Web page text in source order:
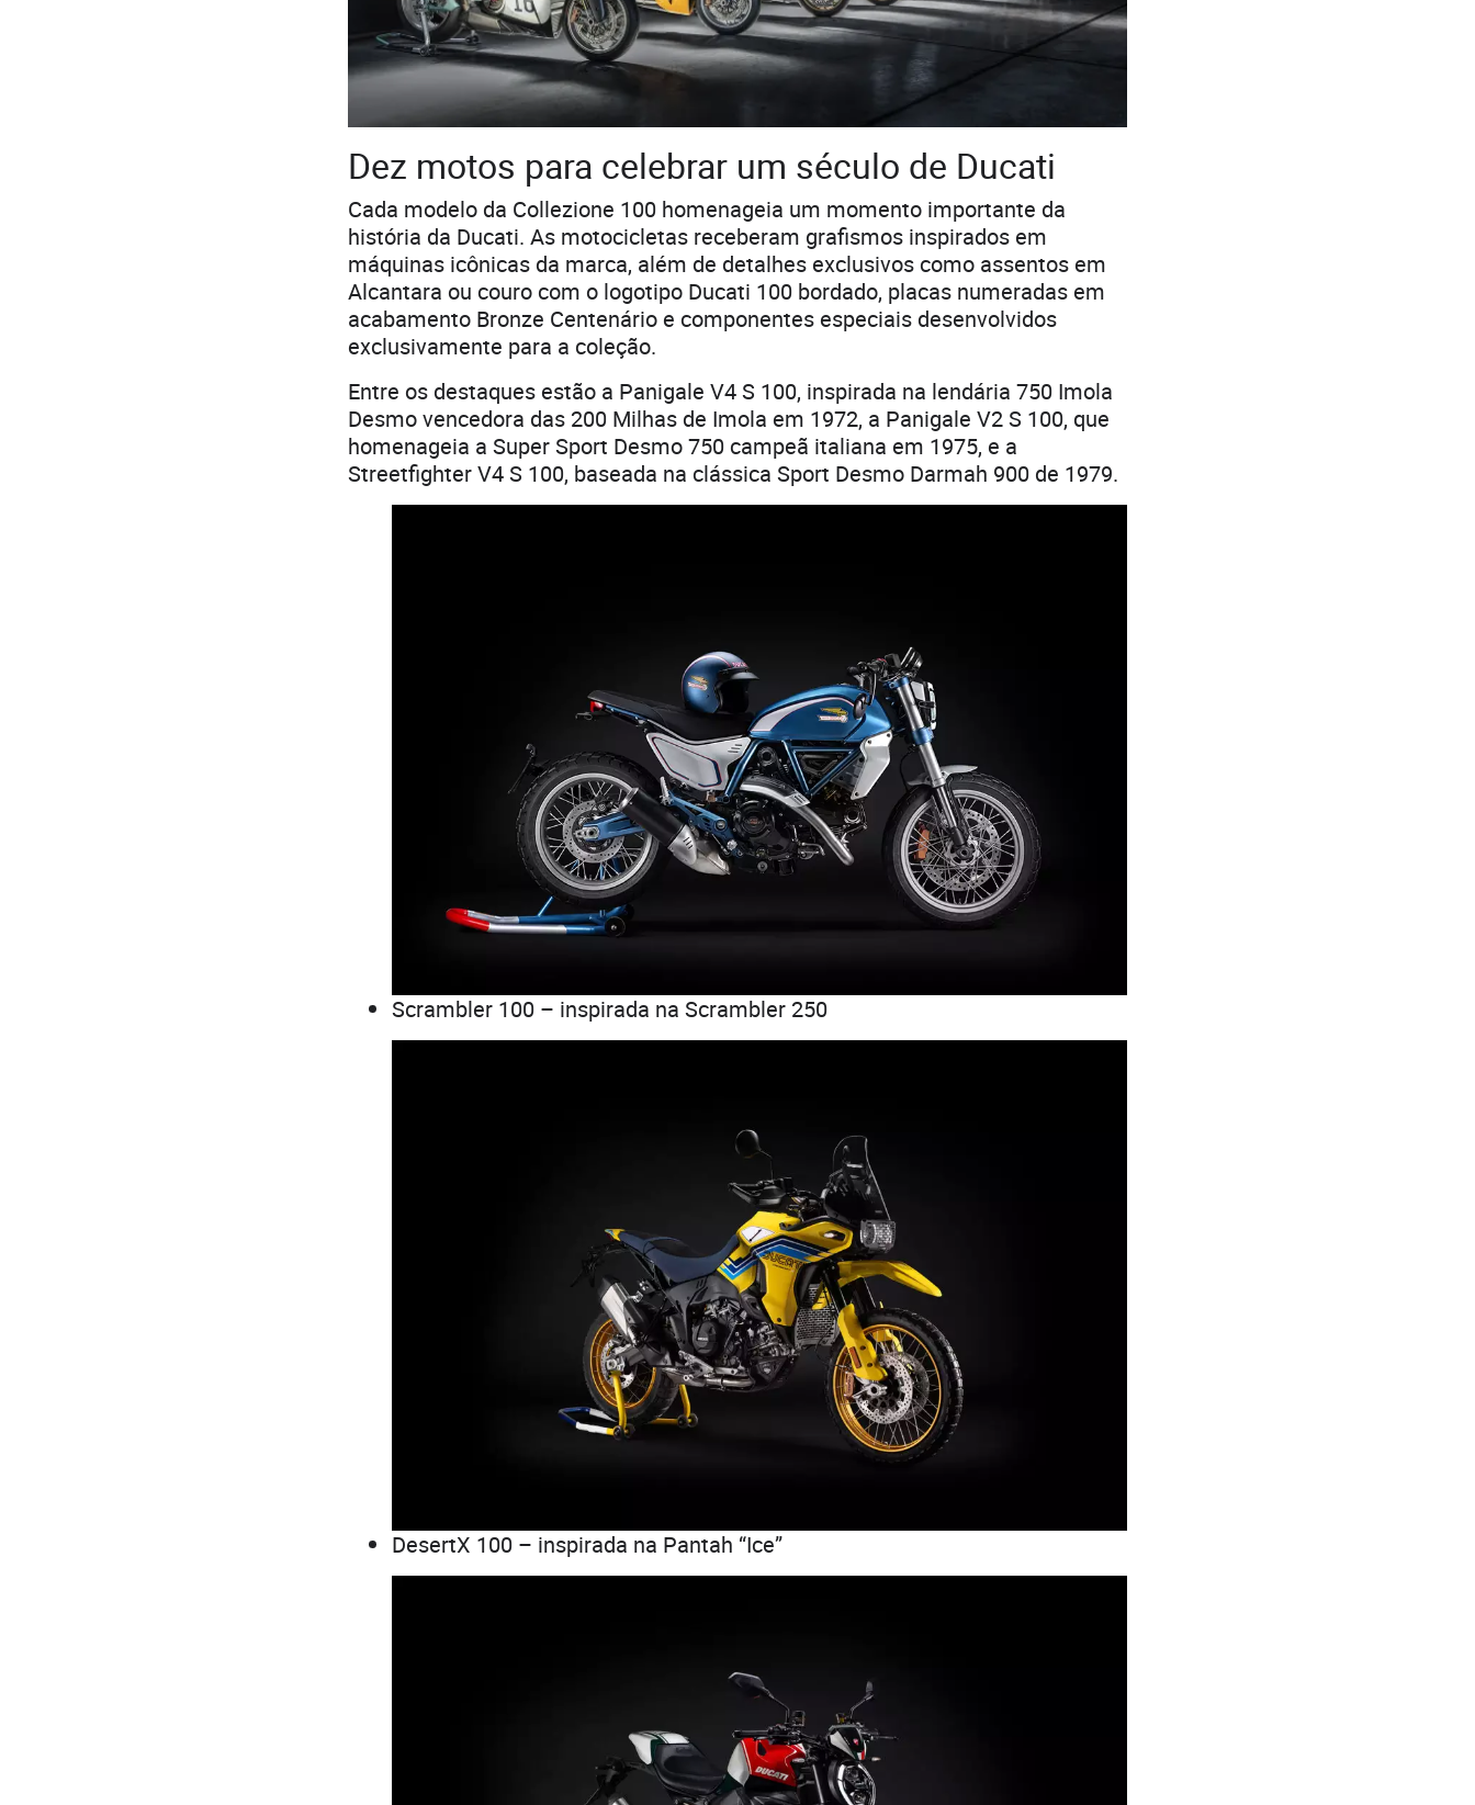
Dez motos para celebrar um século de Ducati
Cada modelo da Collezione 100 homenageia um momento importante da
história da Ducati. As motocicletas receberam grafismos inspirados em
máquinas icônicas da marca, além de detalhes exclusivos como assentos em
Alcantara ou couro com o logotipo Ducati 100 bordado, placas numeradas em
acabamento Bronze Centenário e componentes especiais desenvolvidos
exclusivamente para a coleção.
Entre os destaques estão a Panigale V4 S 100, inspirada na lendária 750 Imola
Desmo vencedora das 200 Milhas de Imola em 1972, a Panigale V2 S 100, que
homenageia a Super Sport Desmo 750 campeã italiana em 1975, e a
Streetfighter V4 S 100, baseada na clássica Sport Desmo Darmah 900 de 1979.
Scrambler 100 – inspirada na Scrambler 250
DesertX 100 – inspirada na Pantah “Ice”